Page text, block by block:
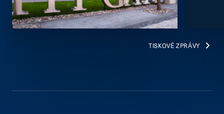
TISKOVÉ ZPRÁVY